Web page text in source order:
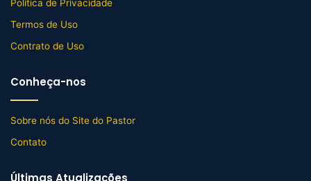
Política de Privacidade
Termos de Uso
Contrato de Uso
Conheça-nos
Sobre nós do Site do Pastor
Contato
Últimas Atualizações